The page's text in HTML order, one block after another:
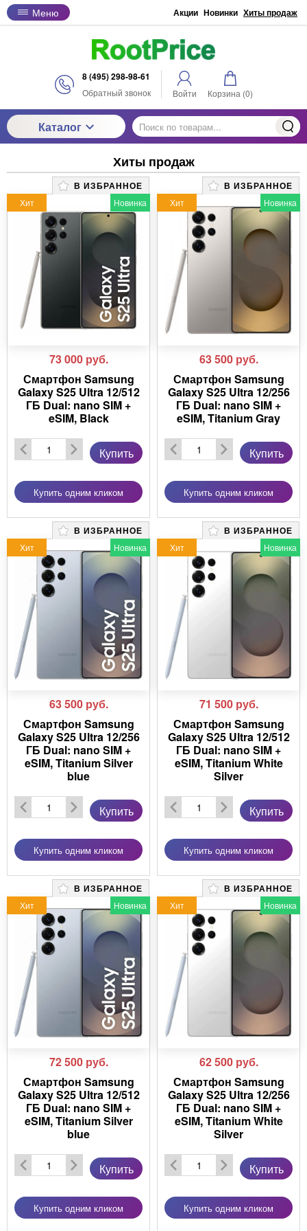
Меню Акции Новинки Хиты продаж
8 (495) 298-98-61
Обратный звонок Войти Корзина (0)
Каталог
Хиты продаж
В ИЗБРАННОЕ
Новинка
Хит
73 000 руб.
Смартфон Samsung
Galaxy S25 Ultra 12/512
ГБ Dual: nano SIM +
eSIM, Black
Купить
Купить одним кликом
В ИЗБРАННОЕ
Новинка
Хит
63 500 руб.
Смартфон Samsung
Galaxy S25 Ultra 12/256
ГБ Dual: nano SIM +
eSIM, Titanium Gray
Купить
Купить одним кликом
В ИЗБРАННОЕ
Новинка
Хит
63 500 руб.
Смартфон Samsung
Galaxy S25 Ultra 12/256
ГБ Dual: nano SIM +
eSIM, Titanium Silver
blue
Купить
Купить одним кликом
В ИЗБРАННОЕ
Новинка
Хит
71 500 руб.
Смартфон Samsung
Galaxy S25 Ultra 12/512
ГБ Dual: nano SIM +
eSIM, Titanium White
Silver
Купить
Купить одним кликом
В ИЗБРАННОЕ
Новинка
Хит
72 500 руб.
Смартфон Samsung
Galaxy S25 Ultra 12/512
ГБ Dual: nano SIM +
eSIM, Titanium Silver
blue
Купить
Купить одним кликом
В ИЗБРАННОЕ
Новинка
Хит
62 500 руб.
Смартфон Samsung
Galaxy S25 Ultra 12/256
ГБ Dual: nano SIM +
eSIM, Titanium White
Silver
Купить
Купить одним кликом